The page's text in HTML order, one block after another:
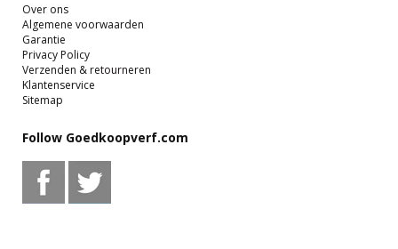
Over ons
Algemene voorwaarden
Garantie
Privacy Policy
Verzenden & retourneren
Klantenservice
Sitemap
Follow Goedkoopverf.com